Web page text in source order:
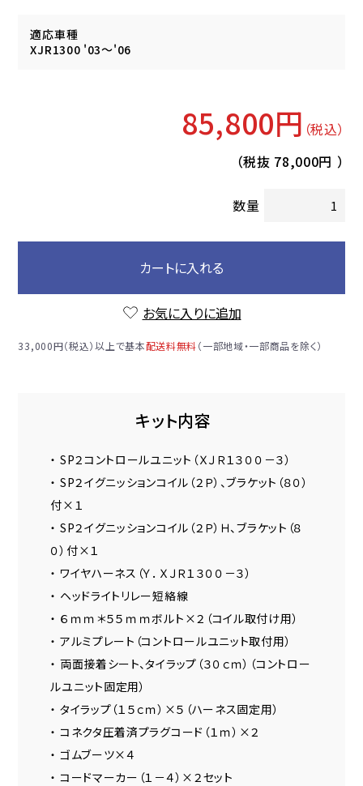
適応車種
XJR1300 '03～'06
85,800円 （税込）
（税抜 78,000円 ）
数量
カートに入れる
お気に入りに追加
33,000円（税込）以上で基本配送料無料（一部地域・一部商品を除く）
キット内容
・ SP２コントロールユニット（ＸＪＲ１３００－３）
・ SP２イグニッションコイル（２Ｐ）、ブラケット（８０）
付×１
・ SP２イグニッションコイル（２Ｐ）Ｈ、ブラケット（８
０）付×１
・ ワイヤハーネス（Ｙ．ＸＪＲ１３００－３）
・ ヘッドライトリレー短絡線
・ ６ｍｍ＊５５ｍｍボルト×２（コイル取付け用）
・ アルミプレート（コントロールユニット取付用）
・ 両面接着シート、タイラップ（３０ｃｍ）（コントロー
ルユニット固定用）
・ タイラップ（１５ｃｍ）×５（ハーネス固定用）
・ コネクタ圧着済プラグコード（１ｍ）×２
・ ゴムブーツ×４
・ コードマーカー（１－４）×２セット